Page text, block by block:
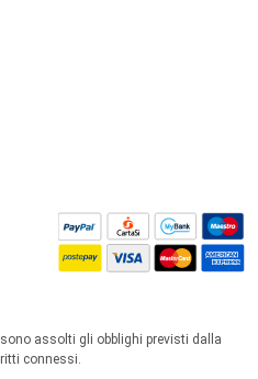
assolti gli obblighi previsti dalla
connessi.